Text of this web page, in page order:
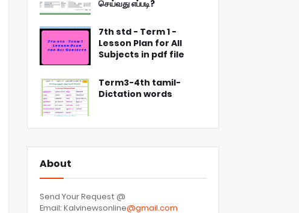
செய்வது எப்படி?
7th std - Term 1 -
Lesson Plan for All
Subjects in pdf file
Term3-4th tamil-
Dictation words
About
Send Your Request @
Email: Kalvinewsonline@gmail.com